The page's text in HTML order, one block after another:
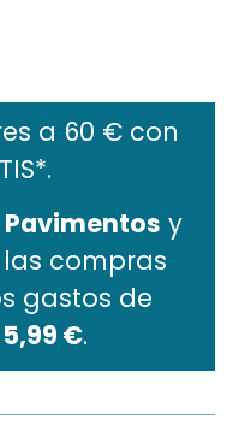
a 60 € con
Pavimentos y
las compras
gastos de
5,99 €.